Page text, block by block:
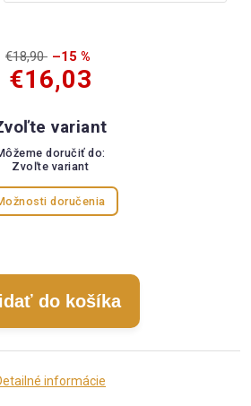
€18,90 –15 %
€16,03
variant
doručiť do:
Zvoľte variant
doručenia
do košíka
informácie